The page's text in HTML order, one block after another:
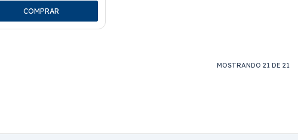
MOSTRANDO 21DE 21